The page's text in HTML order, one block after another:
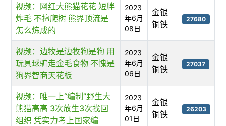
视频：网红大熊猫花花 短胖
炸毛 不擅爬树 熊界顶流是
怎么炼成的
2023
年6月
08日
金银
铜铁
27680
视频：边牧是边牧狗是狗 用
玩具球骗走金毛食物 不愧是
狗界智商天花板
2023
年6月
06日
金银
铜铁
27037
视频：唯一上“编制”野生大
熊猫高高 3次放生3次找回
组织 凭实力考上国家编
2023
年6月
01日
金银
铜铁
26203